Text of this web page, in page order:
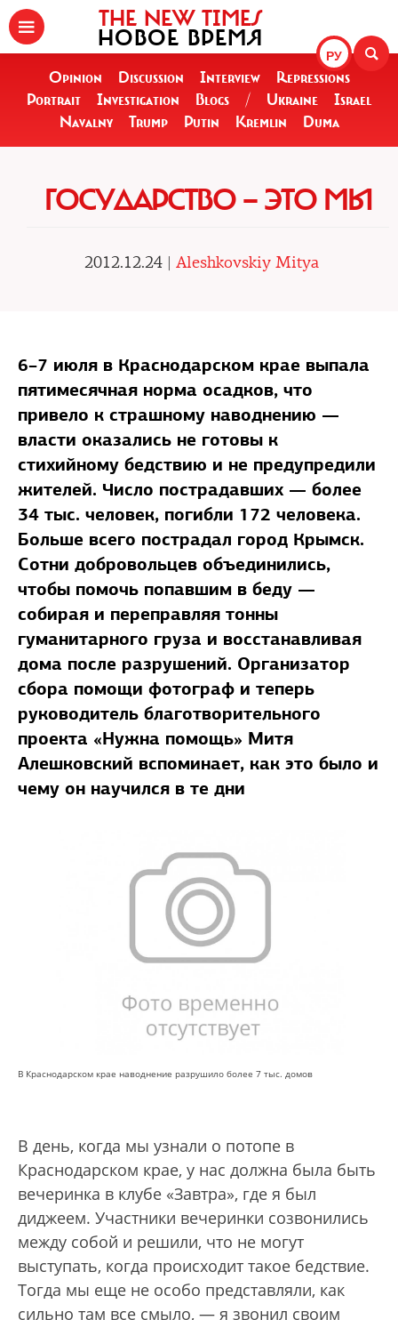
РУ
THE NEW TIMES
НОВОЕ ВРЕМЯ
Opinion Discussion Interview
Repressions
Portrait
Investigation Blogs / Ukraine
Israel
Navalny
Trump Putin Kremlin Duma
ГОСУДАРСТВО — ЭТО МЫ
2012.12.24 | Aleshkovskiy Mitya
6–7 июля в Краснодарском крае выпала
пятимесячная норма осадков, что
привело к страшному наводнению —
власти оказались не готовы к
стихийному бедствию и не предупредили
жителей. Число пострадавших — более
34 тыс. человек, погибли 172 человека.
Больше всего пострадал город Крымск.
Сотни добровольцев объединились,
чтобы помочь попавшим в беду —
собирая и переправляя тонны
гуманитарного груза и восстанавливая
дома после разрушений. Организатор
сбора помощи фотограф и теперь
руководитель благотворительного
проекта «Нужна помощь» Митя
Алешковский вспоминает, как это было и
чему он научился в те дни
В Краснодарском крае наводнение разрушило более 7 тыс. домов
В день, когда мы узнали о потопе в
Краснодарском крае, у нас должна была быть
вечеринка в клубе «Завтра», где я был
диджеем. Участники вечеринки созвонились
между собой и решили, что не могут
выступать, когда происходит такое бедствие.
Тогда мы еще не особо представляли, как
сильно там все смыло, — я звонил своим